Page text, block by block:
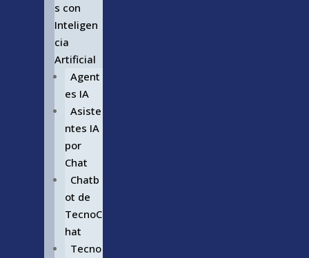
s con
Inteligen
cia
Artificial
Agent
es IA
Asiste
ntes IA
por
Chat
Chatb
ot de
TecnoC
hat
Tecno